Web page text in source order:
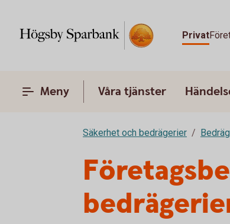
Privat
Meny Våra tjänster
Säkerhet och bedrägerier